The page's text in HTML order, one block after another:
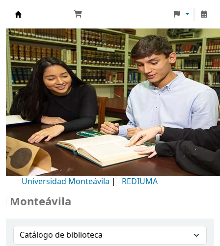
Biblioteca Universidad Monteávila
Universidad Monteávila | REDIUMA